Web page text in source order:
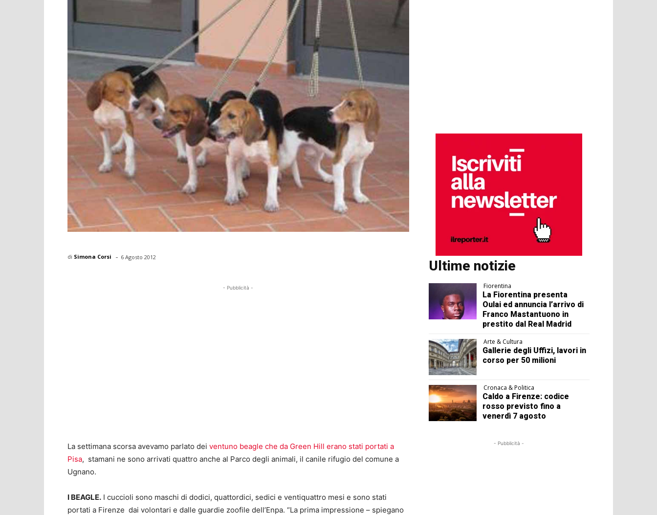
di Simona Corsi - 6 Agosto 2012
- Pubblicità -
La settimana scorsa avevamo parlato dei ventuno beagle che da Green Hill erano stati portati a
Pisa, stamani ne sono arrivati quattro anche al Parco degli animali, il canile rifugio del comune a
Ugnano.
I BEAGLE. I cuccioli sono maschi di dodici, quattordici, sedici e ventiquattro mesi e sono stati
portati a Firenze dai volontari e dalle guardie zoofile dell’Enpa. “La prima impressione – spiegano
Ultime notizie
Fiorentina
La Fiorentina presenta
Oulai ed annuncia l’arrivo di
Franco Mastantuono in
prestito dal Real Madrid
Arte & Cultura
Gallerie degli Uffizi, lavori in
corso per 50 milioni
Cronaca & Politica
Caldo a Firenze: codice
rosso previsto fino a
venerdì 7 agosto
- Pubblicità -